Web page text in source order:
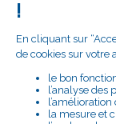
Pièce-jointe
autorisées : rtf